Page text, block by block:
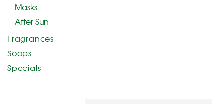
Masks
After Sun
Fragrances
Soaps
Specials